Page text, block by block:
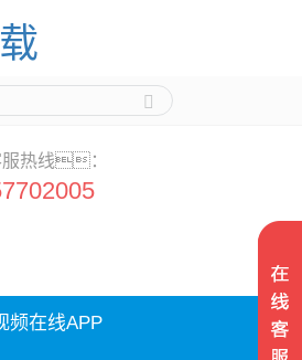
服热线：
频在线APP